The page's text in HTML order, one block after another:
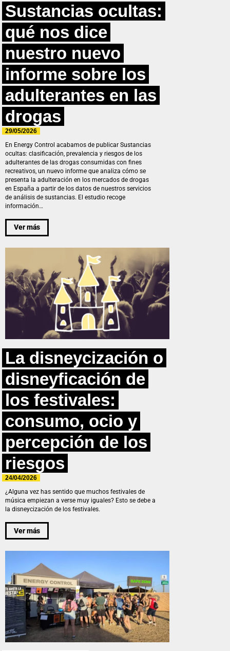
Sustancias ocultas:
qué nos dice
nuestro nuevo
informe sobre los
adulterantes en las
drogas
29/05/2026
En Energy Control acabamos de publicar Sustancias
ocultas: clasificación, prevalencia y riesgos de los
adulterantes de las drogas consumidas con fines
recreativos, un nuevo informe que analiza cómo se
presenta la adulteración en los mercados de drogas
en España a partir de los datos de nuestros servicios
de análisis de sustancias. El estudio recoge
información…
Ver más
La disneycización o
disneyficación de
los festivales:
consumo, ocio y
percepción de los
riesgos
24/04/2026
¿Alguna vez has sentido que muchos festivales de
música empiezan a verse muy iguales? Esto se debe a
la disneycización de los festivales.
Ver más